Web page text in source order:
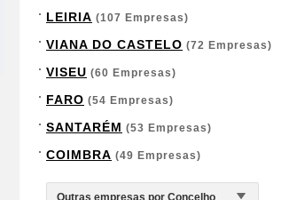
LEIRIA (107 Empresas)
VIANA DO CASTELO (72 Empresas)
VISEU (60 Empresas)
FARO (54 Empresas)
SANTARÉM (53 Empresas)
COIMBRA (49 Empresas)